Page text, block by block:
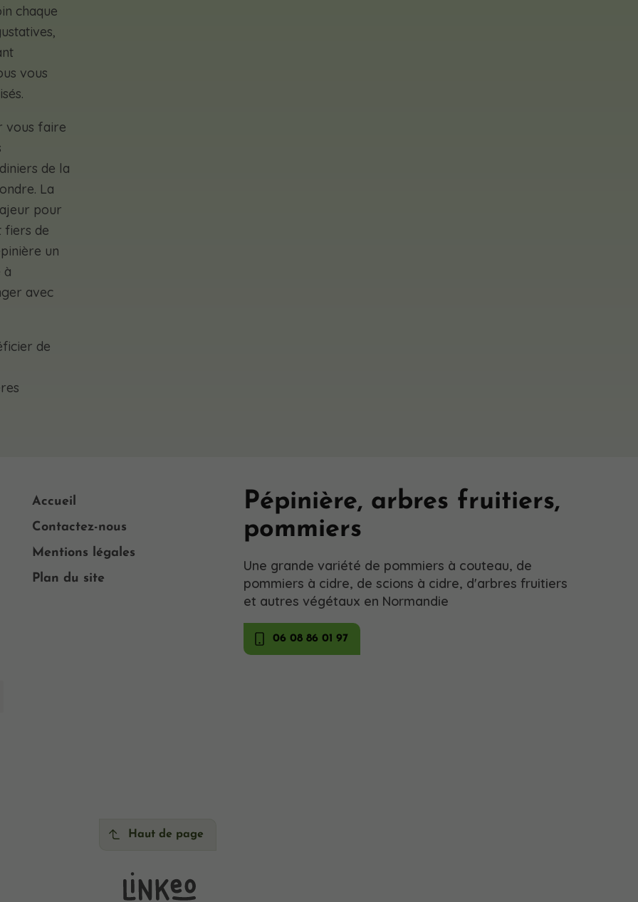
chaque
vous
vous faire
de la
La
pour
fiers de
un
à
avec
de
Accueil
Contactez-nous
Mentions légales
Plan du site
Pépinière, arbres fruitiers,
pommiers
Une grande variété de pommiers à couteau, de
pommiers à cidre, de scions à cidre, d'arbres fruitiers
et autres végétaux en Normandie
06 08 86 01 97
Haut de page